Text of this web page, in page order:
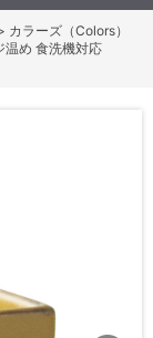
カラーズ（Colors）
温め 食洗機対応